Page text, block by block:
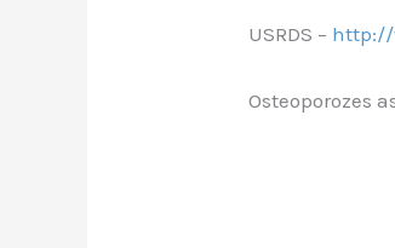
USRDS – http://
Osteoporozes